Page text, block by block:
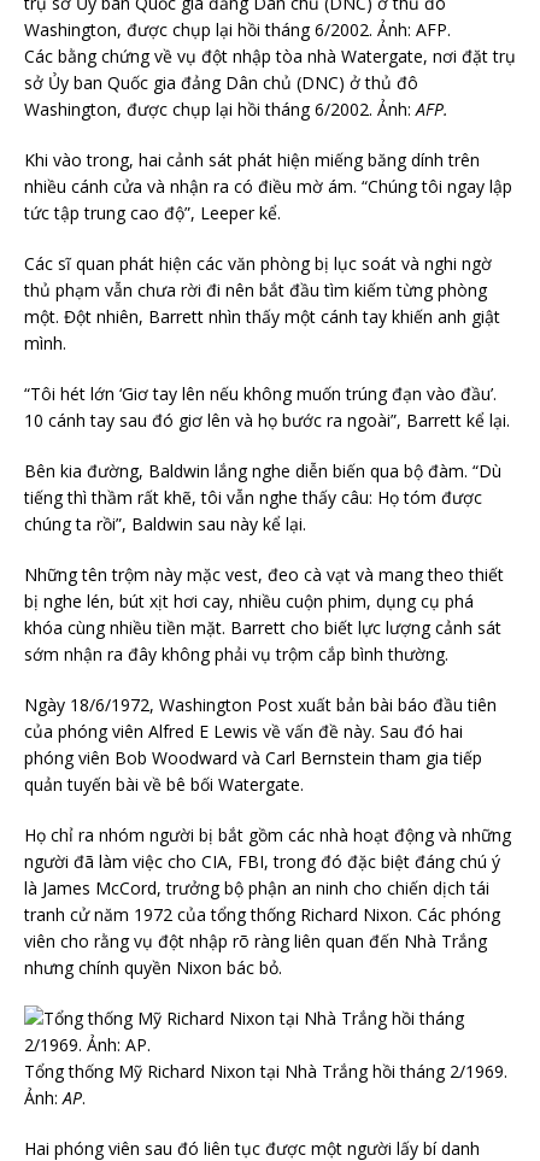
Các bằng chứng về vụ đột nhập tòa nhà Watergate, nơi đặt trụ
sở Ủy ban Quốc gia đảng Dân chủ (DNC) ở thủ đô
Washington, được chụp lại hồi tháng 6/2002. Ảnh: AFP.
Khi vào trong, hai cảnh sát phát hiện miếng băng dính trên
nhiều cánh cửa và nhận ra có điều mờ ám. “Chúng tôi ngay lập
tức tập trung cao độ”, Leeper kể.
Các sĩ quan phát hiện các văn phòng bị lục soát và nghi ngờ
thủ phạm vẫn chưa rời đi nên bắt đầu tìm kiếm từng phòng
một. Đột nhiên, Barrett nhìn thấy một cánh tay khiến anh giật
mình.
“Tôi hét lớn ‘Giơ tay lên nếu không muốn trúng đạn vào đầu’.
10 cánh tay sau đó giơ lên và họ bước ra ngoài”, Barrett kể lại.
Bên kia đường, Baldwin lắng nghe diễn biến qua bộ đàm. “Dù
tiếng thì thầm rất khẽ, tôi vẫn nghe thấy câu: Họ tóm được
chúng ta rồi”, Baldwin sau này kể lại.
Những tên trộm này mặc vest, đeo cà vạt và mang theo thiết
bị nghe lén, bút xịt hơi cay, nhiều cuộn phim, dụng cụ phá
khóa cùng nhiều tiền mặt. Barrett cho biết lực lượng cảnh sát
sớm nhận ra đây không phải vụ trộm cắp bình thường.
Ngày 18/6/1972, Washington Post xuất bản bài báo đầu tiên
của phóng viên Alfred E Lewis về vấn đề này. Sau đó hai
phóng viên Bob Woodward và Carl Bernstein tham gia tiếp
quản tuyến bài về bê bối Watergate.
Họ chỉ ra nhóm người bị bắt gồm các nhà hoạt động và những
người đã làm việc cho CIA, FBI, trong đó đặc biệt đáng chú ý
là James McCord, trưởng bộ phận an ninh cho chiến dịch tái
tranh cử năm 1972 của tổng thống Richard Nixon. Các phóng
viên cho rằng vụ đột nhập rõ ràng liên quan đến Nhà Trắng
nhưng chính quyền Nixon bác bỏ.
Tổng thống Mỹ Richard Nixon tại Nhà Trắng hồi tháng 2/1969.
Ảnh: AP.
Hai phóng viên sau đó liên tục được một người lấy bí danh